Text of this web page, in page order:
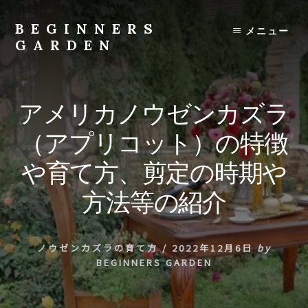
content
BEGINNERS
GARDEN
物
の
種
類
や
育
て
方
の
紹
介
を
行
い
メニュー
アメリカノウゼンカズラ
（アプリコット）の特徴
や育て方、剪定の時期や
方法等の紹介
ノウゼンカズラの育て方/ 2022年12月6日 by
BEGINNERS GARDEN